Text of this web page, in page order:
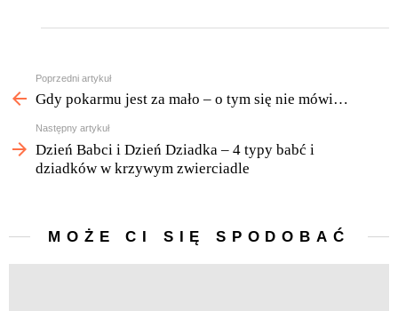
Zobacz
więcej
Poprzedni artykuł
Gdy pokarmu jest za mało – o tym się nie mówi…
Następny artykuł
Dzień Babci i Dzień Dziadka – 4 typy babć i
dziadków w krzywym zwierciadle
MOŻE CI SIĘ SPODOBAĆ